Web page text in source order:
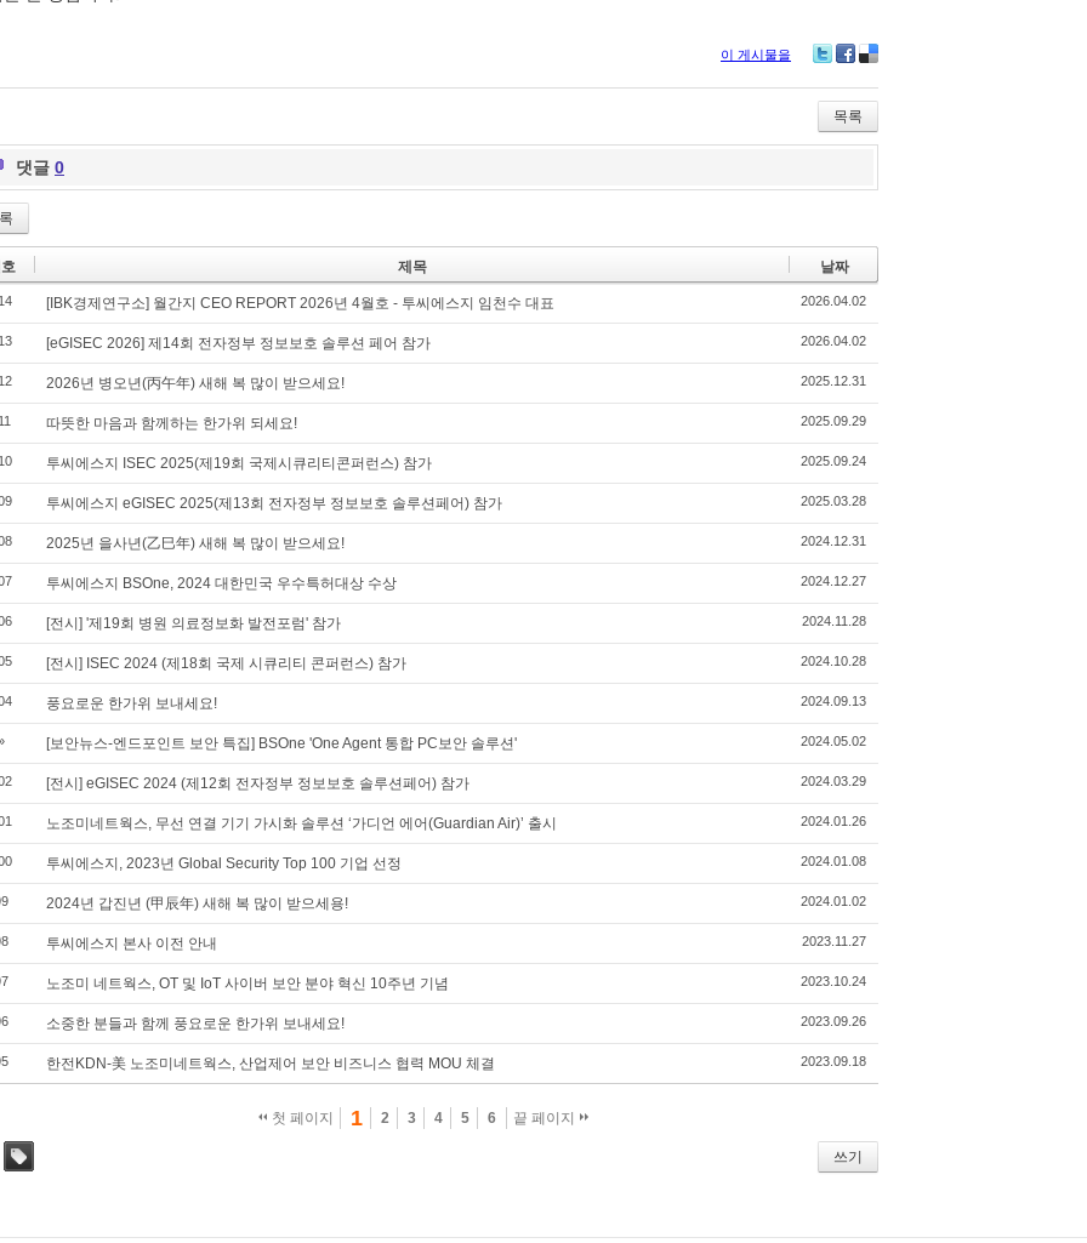
이 게시물을
목록
댓글 0
제목 날짜
[IBK경제연구소] 월간지 CEO REPORT 2026년 4월호 - 투씨에스지 임천수 대표 2026.04.02
[eGISEC 2026] 제14회 전자정부 정보보호 솔루션 페어 참가 2026.04.02
2026년 병오년(丙午年) 새해 복 많이 받으세요! 2025.12.31
따뜻한 마음과 함께하는 한가위 되세요! 2025.09.29
투씨에스지 ISEC 2025(제19회 국제시큐리티콘퍼런스) 참가 2025.09.24
투씨에스지 eGISEC 2025(제13회 전자정부 정보보호 솔루션페어) 참가 2025.03.28
2025년 을사년(乙巳年) 새해 복 많이 받으세요! 2024.12.31
투씨에스지 BSOne, 2024 대한민국 우수특허대상 수상 2024.12.27
[전시] '제19회 병원 의료정보화 발전포럼' 참가 2024.11.28
[전시] ISEC 2024 (제18회 국제 시큐리티 콘퍼런스) 참가 2024.10.28
풍요로운 한가위 보내세요! 2024.09.13
[보안뉴스-엔드포인트 보안 특집] BSOne 'One Agent 통합 PC보안 솔루션' 2024.05.02
[전시] eGISEC 2024 (제12회 전자정부 정보보호 솔루션페어) 참가 2024.03.29
노조미네트웍스, 무선 연결 기기 가시화 솔루션 ‘가디언 에어(Guardian Air)’ 출시 2024.01.26
투씨에스지, 2023년 Global Security Top 100 기업 선정 2024.01.08
2024년 갑진년 (甲辰年) 새해 복 많이 받으세용! 2024.01.02
투씨에스지 본사 이전 안내 2023.11.27
노조미 네트웍스, OT 및 IoT 사이버 보안 분야 혁신 10주년 기념 2023.10.24
소중한 분들과 함께 풍요로운 한가위 보내세요! 2023.09.26
한전KDN-美 노조미네트웍스, 산업제어 보안 비즈니스 협력 MOU 체결 2023.09.18
첫 페이지 1 2 3 4 5 6 끝 페이지
쓰기